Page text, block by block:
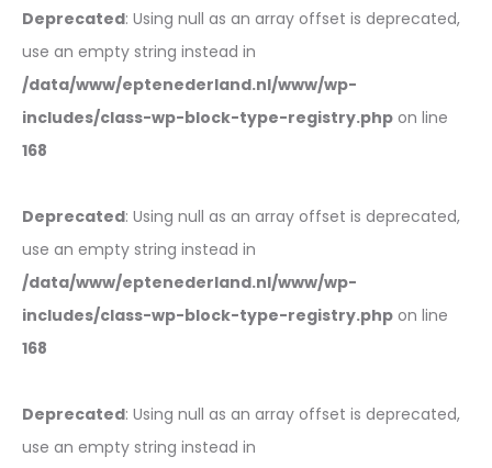
Deprecated: Using null as an array offset is deprecated,
use an empty string instead in
/data/www/eptenederland.nl/www/wp-
includes/class-wp-block-type-registry.php on line
168
Deprecated: Using null as an array offset is deprecated,
use an empty string instead in
/data/www/eptenederland.nl/www/wp-
includes/class-wp-block-type-registry.php on line
168
Deprecated: Using null as an array offset is deprecated,
use an empty string instead in